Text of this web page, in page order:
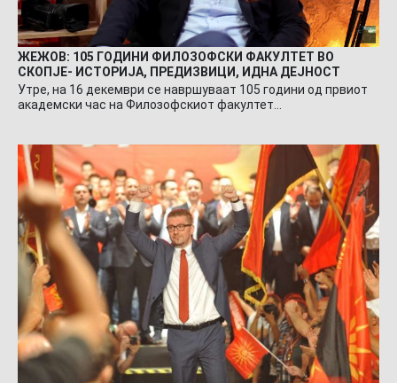
ЖЕЖОВ: 105 ГОДИНИ ФИЛОЗОФСКИ ФАКУЛТЕТ ВО
СКОПЈЕ- ИСТОРИЈА, ПРЕДИЗВИЦИ, ИДНА ДЕЈНОСТ
Утре, на 16 декември се навршуваат 105 години од првиот
академски час на Филозофскиот факултет…